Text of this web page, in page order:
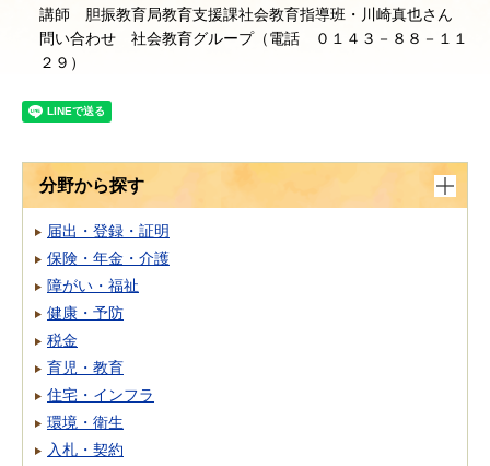
講師 胆振教育局教育支援課社会教育指導班・川崎真也さん
問い合わせ 社会教育グループ（電話 ０１４３－８８－１１
２９）
分野から探す
届出・登録・証明
保険・年金・介護
障がい・福祉
健康・予防
税金
育児・教育
住宅・インフラ
環境・衛生
入札・契約